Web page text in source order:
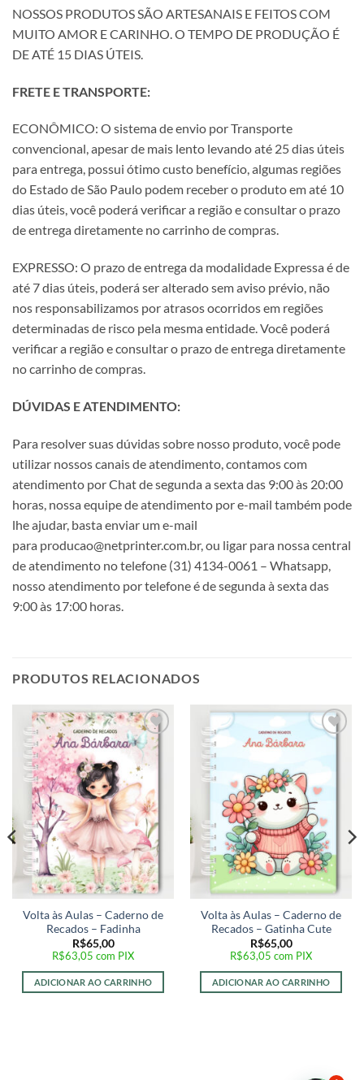
NOSSOS PRODUTOS SÃO ARTESANAIS E FEITOS COM
MUITO AMOR E CARINHO. O TEMPO DE PRODUÇÃO É
DE ATÉ 15 DIAS ÚTEIS.
FRETE E TRANSPORTE:
ECONÔMICO: O sistema de envio por Transporte
convencional, apesar de mais lento levando até 25 dias úteis
para entrega, possui ótimo custo benefício, algumas regiões
do Estado de São Paulo podem receber o produto em até 10
dias úteis, você poderá verificar a região e consultar o prazo
de entrega diretamente no carrinho de compras.
EXPRESSO: O prazo de entrega da modalidade Expressa é de
até 7 dias úteis, poderá ser alterado sem aviso prévio, não
nos responsabilizamos por atrasos ocorridos em regiões
determinadas de risco pela mesma entidade. Você poderá
verificar a região e consultar o prazo de entrega diretamente
no carrinho de compras.
DÚVIDAS E ATENDIMENTO:
Para resolver suas dúvidas sobre nosso produto, você pode
utilizar nossos canais de atendimento, contamos com
atendimento por Chat de segunda a sexta das 9:00 às 20:00
horas, nossa equipe de atendimento por e-mail também pode
lhe ajudar, basta enviar um e-mail
para producao@netprinter.com.br, ou ligar para nossa central
de atendimento no telefone (31) 4134-0061 – Whatsapp,
nosso atendimento por telefone é de segunda à sexta das
9:00 às 17:00 horas.
PRODUTOS RELACIONADOS
Adicionar
a lista de
desejos
Volta às Aulas – Caderno de
Recados – Fadinha
R$65,00
R$63,05 com PIX
ADICIONAR AO CARRINHO
Adicionar
Volta às Aulas – Caderno de
Recados – Gatinha Cute
R$65,00
R$63,05 com PIX
ADICIONAR AO CARRINHO